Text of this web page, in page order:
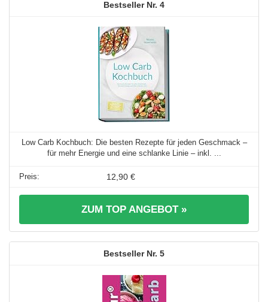
4
Low Carb Kochbuch: Die besten Rezepte für jeden Geschmack –
für mehr Energie und eine schlanke Linie – inkl. ...
12,90 €
ZUM TOP ANGEBOT »
5